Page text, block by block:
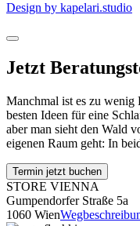
Design by kapelari.studio
Jetzt
Manchmal ist es zu wenig
besten Ideen für eine
aber man sieht den Wald
eigenen Raum geht: In
Termin jetzt buchen
STORE VIENNA
Gumpendorfer Straße 5a
1060 Wien